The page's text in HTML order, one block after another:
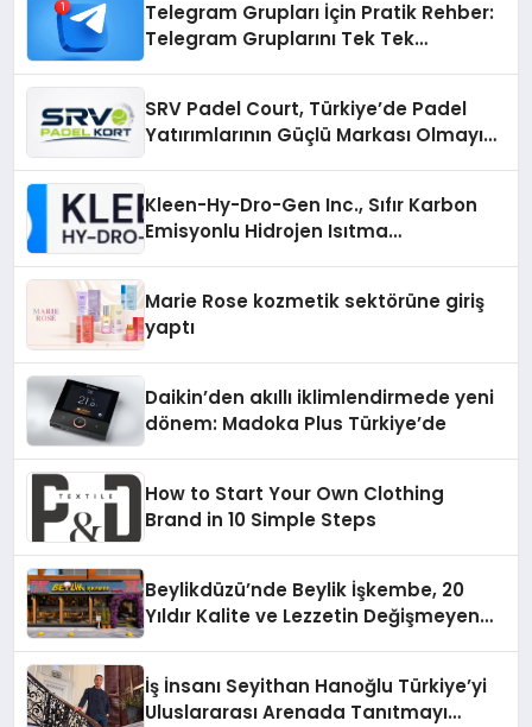
Telegram Grupları İçin Pratik Rehber:
Telegram Gruplarını Tek Tek
SRV Padel Court, Türkiye’de Padel
Yatırımlarının Güçlü Markası Olmayı
Kleen-Hy-Dro-Gen Inc., Sıfır Karbon
Emisyonlu Hidrojen Isıtma
Marie Rose kozmetik sektörüne giriş
yaptı
Daikin’den akıllı iklimlendirmede yeni
dönem: Madoka Plus Türkiye’de
How to Start Your Own Clothing
Brand in 10 Simple Steps
Beylikdüzü’nde Beylik İşkembe, 20
Yıldır Kalite ve Lezzetin Değişmeyen
İş İnsanı Seyithan Hanoğlu Türkiye’yi
Uluslararası Arenada Tanıtmayı